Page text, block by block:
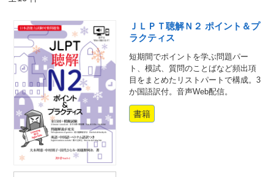
ＪＬＰＴ聴解Ｎ２ ポイント＆プ
ラクティス
短期間でポイントを学ぶ問題パー
ト、模試、質問のことばなど頻出項
目をまとめたリストパートで構成。3
か国語訳付。音声Web配信。
書籍